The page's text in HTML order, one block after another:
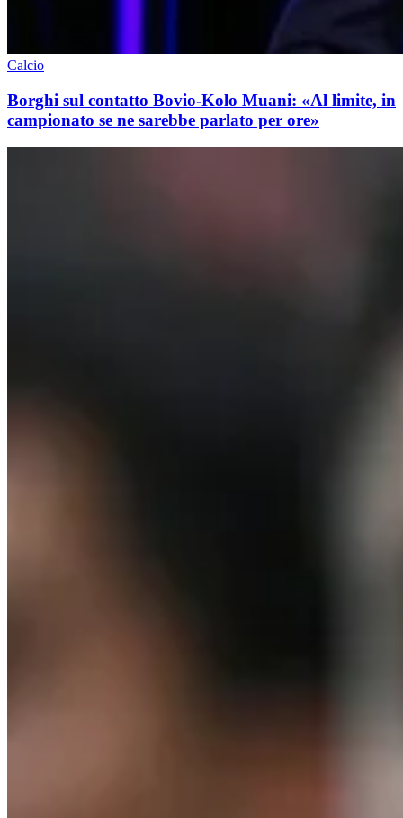
Calcio
Borghi sul contatto Bovio-Kolo Muani: «Al limite, in
campionato se ne sarebbe parlato per ore»